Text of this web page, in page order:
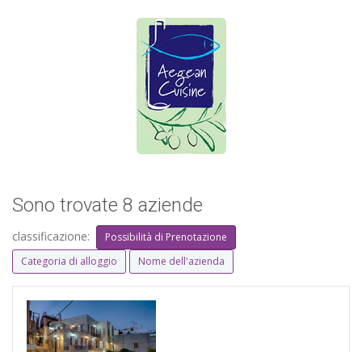
Sono trovate 8 aziende
classificazione:
Possibilità di Prenotazione
Categoria di alloggio
Nome dell'azienda